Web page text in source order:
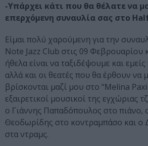
-Υπάρχει κάτι που θα θέλατε να
επερχόμενη συναυλία σας στο
Είμαι πολύ χαρούμενη για την
Note Jazz Club στις 09 Φεβρουαρίου
ήθελα είναι να ταξιδέψουμε και
αλλά και οι θεατές που θα έρθουν να
βρίσκονται μαζί μου στο “Melina
εξαιρετικοί μουσικοί της εγχώριας
ο Γιάννης Παπαδόπουλος στο πιάνο,
Θεοδωρίδης στο κοντραμπάσο και ο
στα ντραμς.